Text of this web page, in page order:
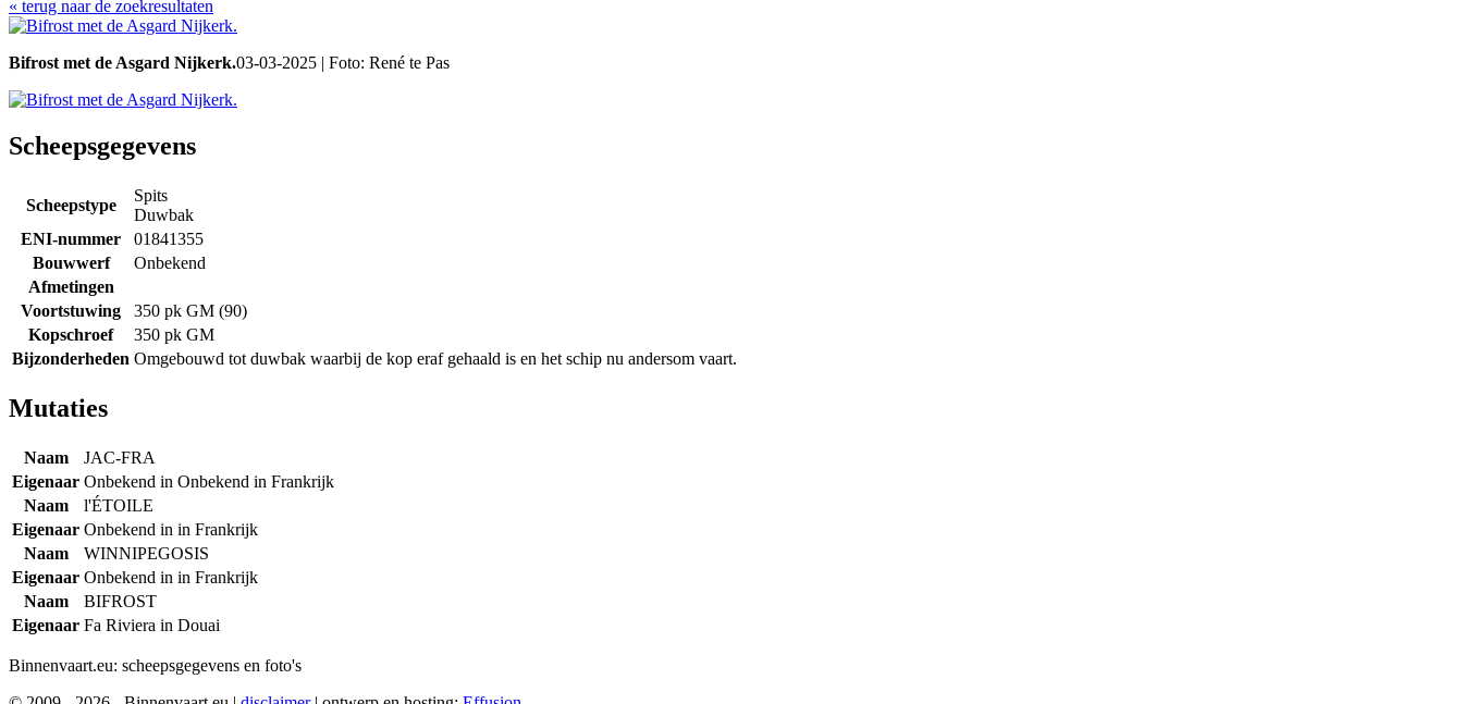
« terug naar de zoekresultaten
Bifrost met de Asgard Nijkerk.03-03-2025 | Foto: René te Pas
Scheepsgegevens
Scheepstype
Spits
Duwbak
ENI-nummer
01841355
Bouwwerf
Onbekend
Afmetingen
Voortstuwing
350 pk GM (90)
Kopschroef
350 pk GM
Bijzonderheden Omgebouwd tot duwbak waarbij de kop eraf gehaald is en het schip nu andersom vaart.
Mutaties
Naam
JAC-FRA
Eigenaar Onbekend in Onbekend in Frankrijk
Naam
l'ÉTOILE
Eigenaar Onbekend in in Frankrijk
Naam
WINNIPEGOSIS
Eigenaar Onbekend in in Frankrijk
Naam
BIFROST
Eigenaar Fa Riviera in Douai
Binnenvaart.eu: scheepsgegevens en foto's